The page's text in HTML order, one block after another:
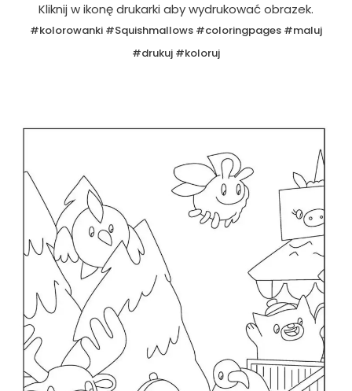
Kliknij w ikonę drukarki aby wydrukować obrazek.
#kolorowanki #Squishmallows #coloringpages #maluj
#drukuj #koloruj